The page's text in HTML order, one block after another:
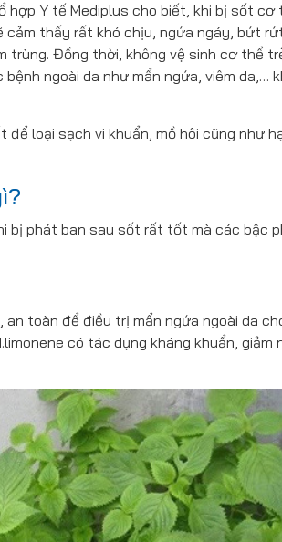
hợp Y tế Mediplus cho biết, khi bị sốt
cảm thấy rất khó chịu, ngứa ngáy, bứt
trùng. Đồng thời, không vệ sinh cơ thể
ngoài da như mẩn ngứa, viêm da,…
loại sạch vi khuẩn, mồ hôi cũng như
bị phát ban sau sốt rất tốt mà các bậc
toàn để điều trị mẩn ngứa ngoài da
có tác dụng kháng khuẩn, giảm